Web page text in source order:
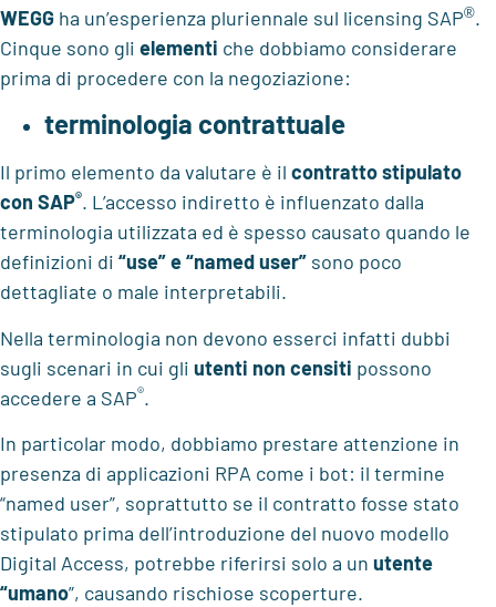
WEGG ha un’esperienza pluriennale sul licensing SAP®.
Cinque sono gli elementi che dobbiamo considerare
prima di procedere con la negoziazione:
terminologia contrattuale
Il primo elemento da valutare è il contratto stipulato
con SAP®. L’accesso indiretto è influenzato dalla
terminologia utilizzata ed è spesso causato quando le
definizioni di “use” e “named user” sono poco
dettagliate o male interpretabili.
Nella terminologia non devono esserci infatti dubbi
sugli scenari in cui gli utenti non censiti possono
accedere a SAP®.
In particolar modo, dobbiamo prestare attenzione in
presenza di applicazioni RPA come i bot: il termine
“named user”, soprattutto se il contratto fosse stato
stipulato prima dell’introduzione del nuovo modello
Digital Access, potrebbe riferirsi solo a un utente
“umano”, causando rischiose scoperture.